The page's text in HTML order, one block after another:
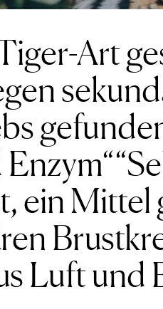
Art
ein Mittel
Luft und